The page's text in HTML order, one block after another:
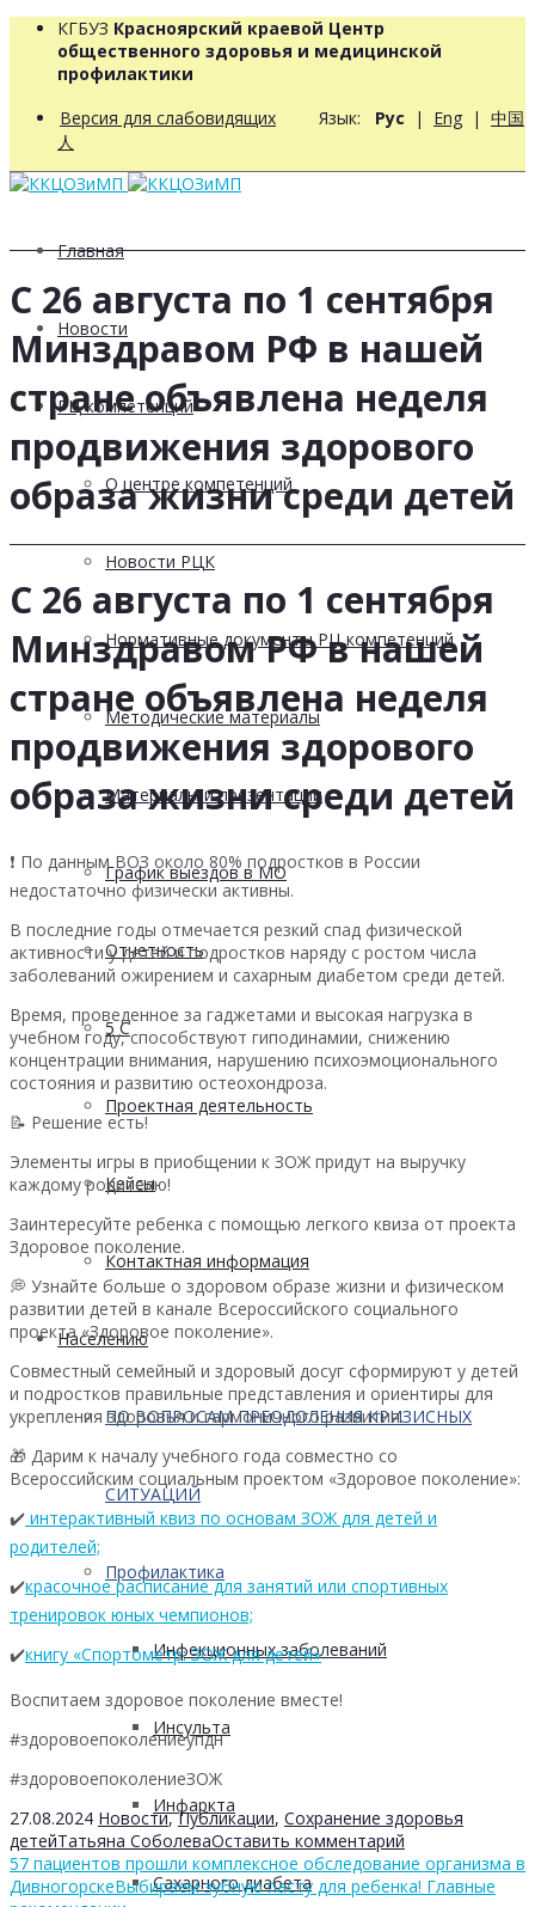
КГБУЗ Красноярский краевой Центр
общественного здоровья и медицинской
профилактики
Версия для слабовидящих Язык: Рус | Eng | 中国
人
Главная
Новости
РЦ компетенций
О центре компетенций
Новости РЦК
Нормативные документы РЦ компетенций
Методические материалы
Материалы и презентации
График выездов в МО
Отчетность
5 С
Проектная деятельность
Кейсы
Контактная информация
Населению
ПО ВОПРОСАМ ПРЕОДОЛЕНИЯ КРИЗИСНЫХ
СИТУАЦИЙ
Профилактика
Инфекционных заболеваний
Инсульта
Инфаркта
Сахарного диабета
С 26 августа по 1 сентября
Минздравом РФ в нашей
стране объявлена неделя
продвижения здорового
образа жизни среди детей
С 26 августа по 1 сентября
Минздравом РФ в нашей
стране объявлена неделя
продвижения здорового
образа жизни среди детей
❗️ По данным ВОЗ около 80% подростков в России
недостаточно физически активны.
В последние годы отмечается резкий спад физической
активности у детей и подростков наряду с ростом числа
заболеваний ожирением и сахарным диабетом среди детей.
Время, проведенное за гаджетами и высокая нагрузка в
учебном году, способствуют гиподинамии, снижению
концентрации внимания, нарушению психоэмоционального
состояния и развитию остеохондроза.
📝 Решение есть!
Элементы игры в приобщении к ЗОЖ придут на выручку
каждому родителю!
Заинтересуйте ребенка с помощью легкого квиза от проекта
Здоровое поколение.
💭 Узнайте больше о здоровом образе жизни и физическом
развитии детей в канале Всероссийского социального
проекта «Здоровое поколение».
Совместный семейный и здоровый досуг сформируют у детей
и подростков правильные представления и ориентиры для
укрепления здоровья и гармоничного развития.
🎁 Дарим к началу учебного года совместно со
Всероссийским социальным проектом «Здоровое поколение»:
✔️ интерактивный квиз по основам ЗОЖ для детей и
родителей;
✔️красочное расписание для занятий или спортивных
тренировок юных чемпионов;
✔️книгу «Спортометр: ЗОЖ для детей»
Воспитаем здоровое поколение вместе!
#здоровоепоколениеупдн
#здоровоепоколениеЗОЖ
27.08.2024 Новости,Публикации, Сохранение здоровья
детейТатьяна СоболеваОставить комментарий
57 пациентов прошли комплексное обследование организма в
ДивногорскеВыбираем зубную пасту для ребенка! Главные